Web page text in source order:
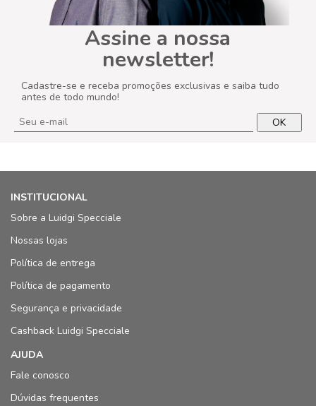
Assine a nossa
newsletter!
Cadastre-se e receba promoções exclusivas e saiba tudo
antes de todo mundo!
OK
INSTITUCIONAL
Sobre a Luidgi Specciale
Nossas lojas
Política de entrega
Política de pagamento
Segurança e privacidade
Cashback Luidgi Specciale
AJUDA
Fale conosco
Dúvidas frequentes